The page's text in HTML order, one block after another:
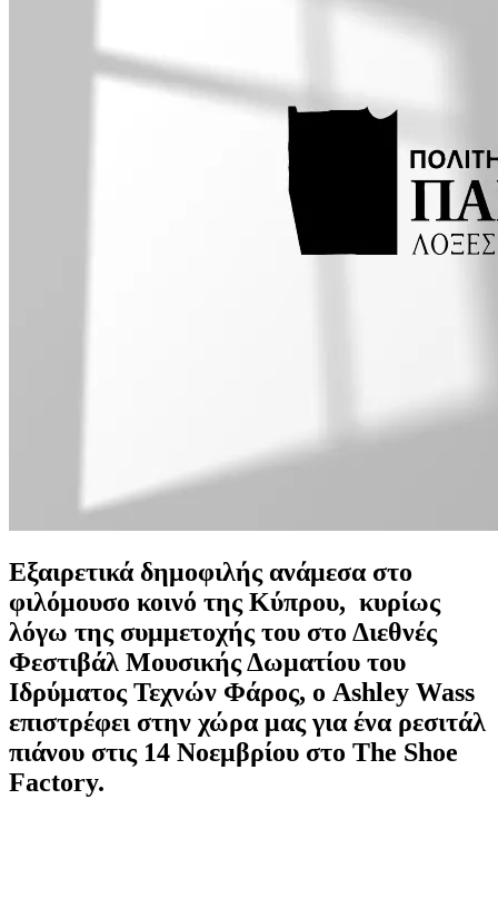
Εξαιρετικά δημοφιλής ανάμεσα στο
φιλόμουσο κοινό της Κύπρου, κυρίως
λόγω της συμμετοχής του στο Διεθνές
Φεστιβάλ Μουσικής Δωματίου του
Ιδρύματος Τεχνών Φάρος, ο Ashley Wass
επιστρέφει στην χώρα μας για ένα ρεσιτάλ
πιάνου στις 14 Νοεμβρίου στο The Shoe
Factory.